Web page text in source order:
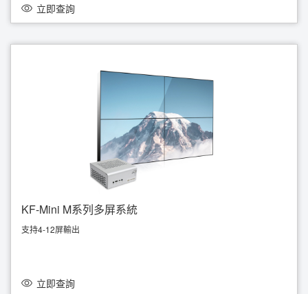
參考價由 HKD 12,500起，歡迎查詢
立即查詢
KF-Mini M系列多屏系統
支持4-12屏輸出
參考價由 HKD 8,500起，歡迎查詢
立即查詢